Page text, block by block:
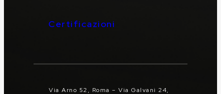
Certificazioni
Via Arno 52, Roma – Via Galvani 24,